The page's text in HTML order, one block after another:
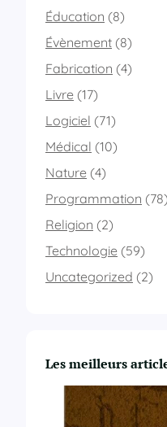
Éducation (8)
Évènement (8)
Fabrication (4)
Livre (17)
Logiciel (71)
Médical (10)
Nature (4)
Programmation (78)
Religion (2)
Technologie (59)
Uncategorized (2)
Les meilleurs